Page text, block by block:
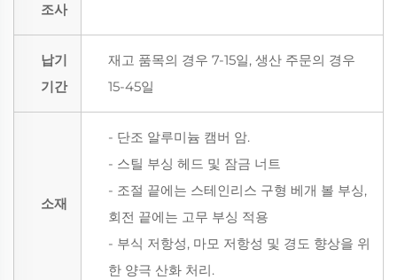
조사
납기
기간
재고 품목의 경우 7-15일, 생산 주문의 경우
15-45일
소재
- 단조 알루미늄 캠버 암.
- 스틸 부싱 헤드 및 잠금 너트
- 조절 끝에는 스테인리스 구형 베개 볼 부싱,
회전 끝에는 고무 부싱 적용
- 부식 저항성, 마모 저항성 및 경도 향상을 위
한 양극 산화 처리.